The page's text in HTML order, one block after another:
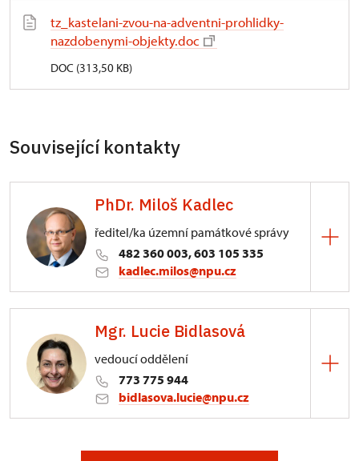
tz_kastelani-zvou-na-adventni-prohlidky-
nazdobenymi-objekty.doc
DOC (313,50 KB)
Související kontakty
PhDr. Miloš Kadlec
ředitel/ka územní památkové správy
482 360 003, 603 105 335
kadlec.milos@npu.cz
3/, Sychrov 3
Mgr. Lucie Bidlasová
vedoucí oddělení
773 775 944
bidlasova.lucie@npu.cz